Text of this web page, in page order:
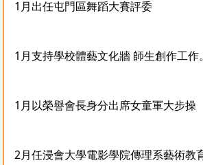
1月出任屯門區舞蹈大賽評委
1月支持學校體藝文化牆 師生創作工作。
1月以榮譽會長身分出席女童軍大步操
2月任浸會大學電影學院傳理系藝術教